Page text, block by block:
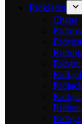
Ridkläder
Chaps
Ridväst
Ridkjol